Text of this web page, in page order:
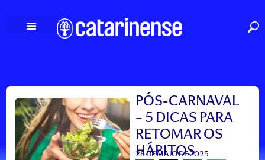
PÓS-CARNAVAL
– 5 DICAS PARA
RETOMAR OS
HÁBITOS
28 DE MAIO DE 2025